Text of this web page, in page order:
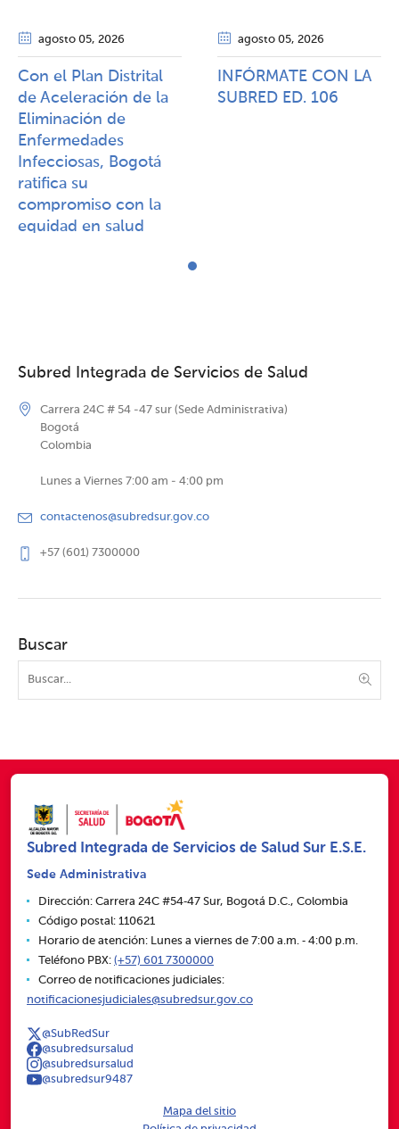
agosto 05, 2026
Con el Plan Distrital
de Aceleración de la
Eliminación de
Enfermedades
Infecciosas, Bogotá
ratifica su
compromiso con la
equidad en salud
agosto 05, 2026
INFÓRMATE CON LA
SUBRED ED. 106
Subred Integrada de Servicios de Salud
Carrera 24C # 54 -47 sur (Sede Administrativa)
Bogotá
Colombia
Lunes a Viernes 7:00 am - 4:00 pm
contactenos@subredsur.gov.co
+57 (601) 7300000
Buscar
Subred Integrada de Servicios de Salud Sur E.S.E.
Sede Administrativa
Dirección: Carrera 24C #54‑47 Sur, Bogotá D.C., Colombia
Código postal: 110621
Horario de atención: Lunes a viernes de 7:00 a.m. ‑ 4:00 p.m.
Teléfono PBX: (+57) 601 7300000
Correo de notificaciones judiciales:
notificacionesjudiciales@subredsur.gov.co
@SubRedSur
@subredsursalud
@subredsursalud
@subredsur9487
Mapa del sitio